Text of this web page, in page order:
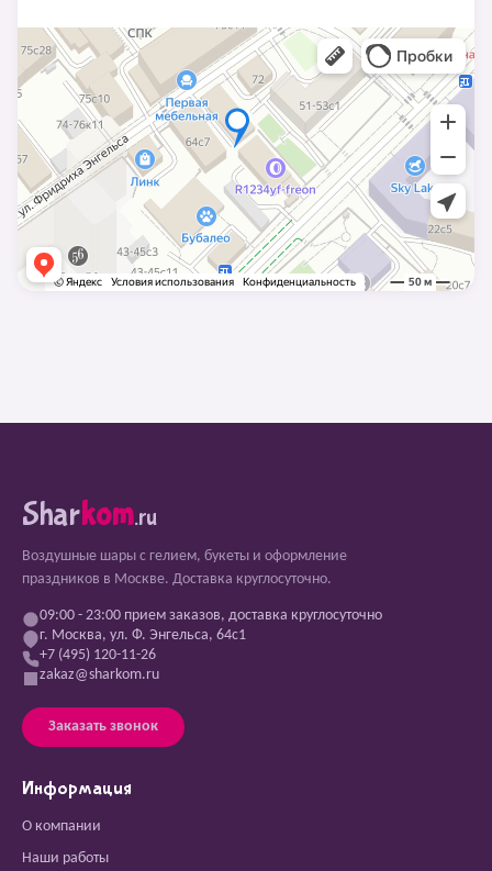
Sharkom.ru
Воздушные шары с гелием, букеты и оформление
праздников в Москве. Доставка круглосуточно.
09:00 - 23:00 прием заказов, доставка круглосуточно
г. Москва, ул. Ф. Энгельса, 64с1
+7 (495) 120-11-26
zakaz@sharkom.ru
Заказать звонок
Информация
О компании
Наши работы